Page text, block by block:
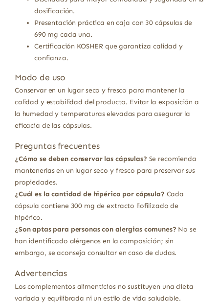
dosificación.
Presentación práctica en caja con 30 cápsulas de
690 mg cada una.
Certificación KOSHER que garantiza calidad y
confianza.
Modo de uso
Conservar en un lugar seco y fresco para mantener la
calidad y estabilidad del producto. Evitar la exposición a
la humedad y temperaturas elevadas para asegurar la
eficacia de las cápsulas.
Preguntas frecuentes
¿Cómo se deben conservar las cápsulas? Se recomienda
mantenerlas en un lugar seco y fresco para preservar sus
propiedades.
¿Cuál es la cantidad de hipérico por cápsula? Cada
cápsula contiene 300 mg de extracto liofilizado de
hipérico.
¿Son aptas para personas con alergias comunes? No se
han identificado alérgenos en la composición; sin
embargo, se aconseja consultar en caso de dudas.
Advertencias
Los complementos alimenticios no sustituyen una dieta
variada y equilibrada ni un estilo de vida saludable.